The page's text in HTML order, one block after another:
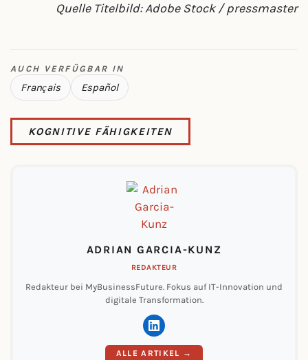
Quelle Titelbild: Adobe Stock / pressmaster
AUCH VERFÜGBAR IN
Français Español
KOGNITIVE FÄHIGKEITEN
ADRIAN GARCIA-KUNZ
REDAKTEUR
Redakteur bei MyBusinessFuture. Fokus auf IT-Innovation und
digitale Transformation.
ALLE ARTIKEL →